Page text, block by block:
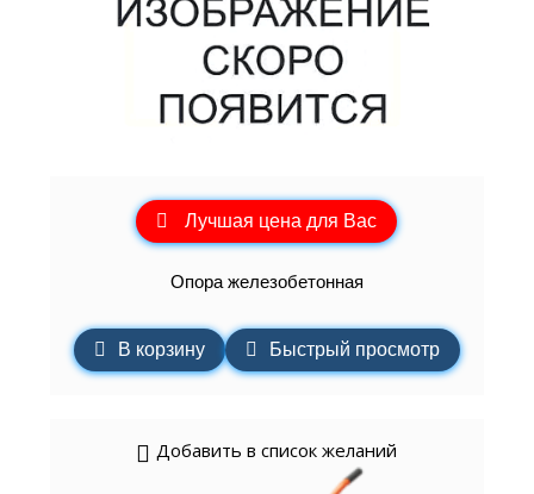
Лучшая цена для Вас
Опора железобетонная
В корзину Быстрый просмотр
Добавить в список желаний